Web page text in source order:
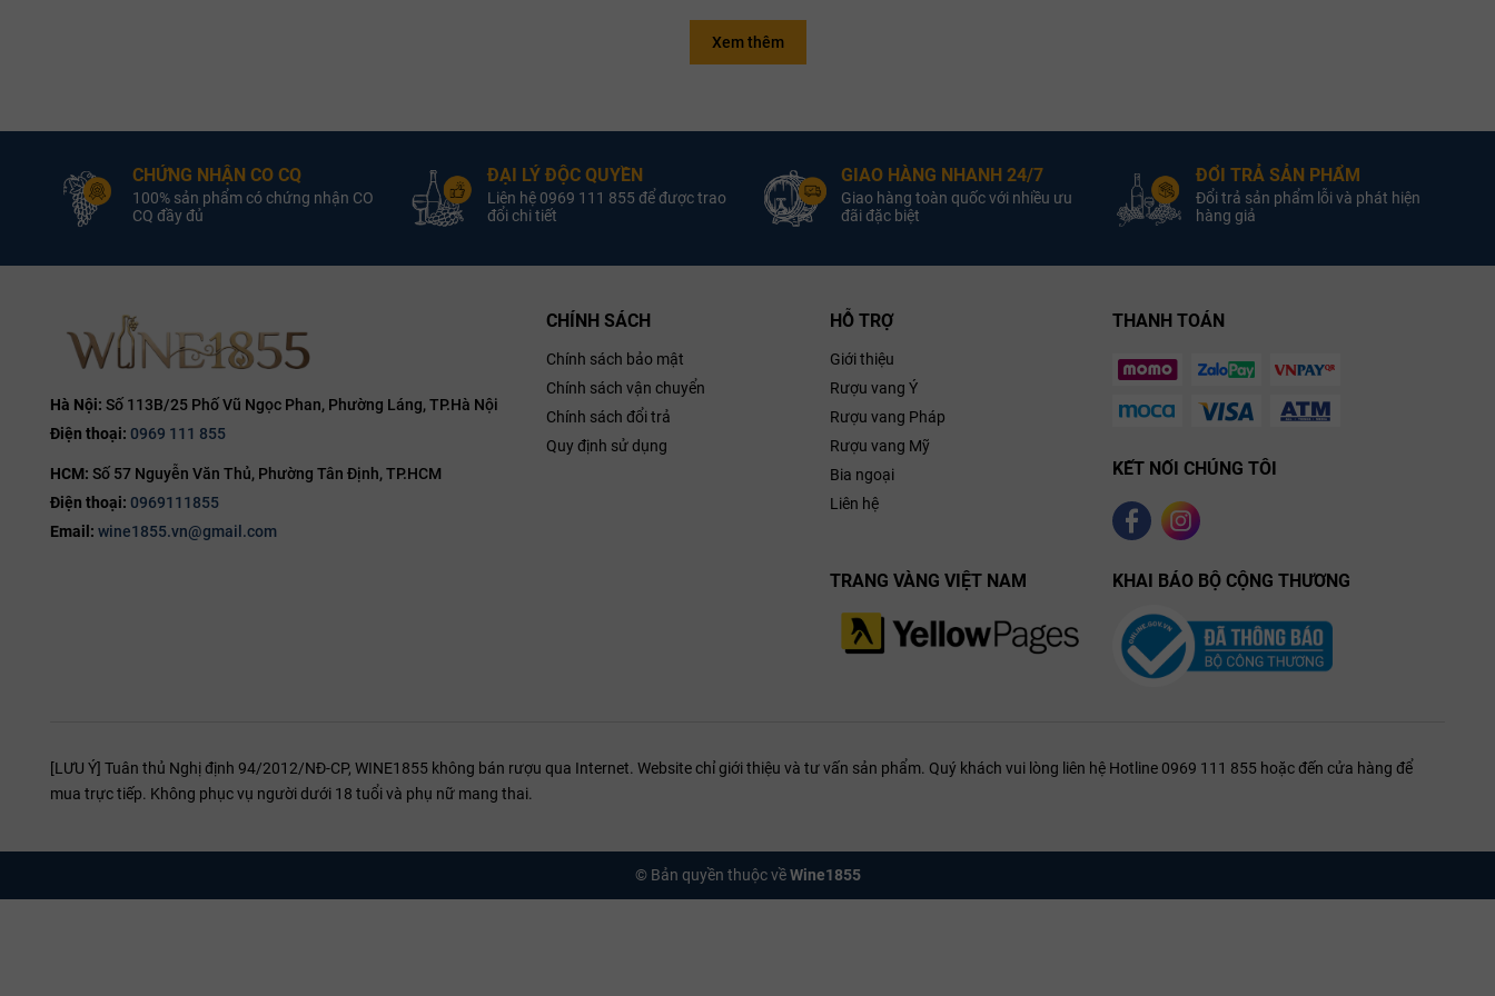
Nhà Sản Xuất:
Kilchoman
Nồng Độ:
57.8% ABV
700ml
Nhà Sản Xuất:
Kilchoman
Nồng Độ:
50.0% ABV
Dung Tích:
700ml
Nhà Sản Xuất:
Nồng Độ:
50.0% ABV
Dung Tích:
Nhà Sản Xuất:
Kilchoman
Nồng Độ:
50.0% ABV
Dung Tích:
Nhà Sản Xuất:
Kilchoman
Nồng Độ:
46.0% ABV
Xem thêm
CHỨNG NHẬN CO CQ
100% sản phẩm có chứng nhận CO
CQ đầy đủ
ĐẠI LÝ ĐỘC QUYỀN
Liên hệ 0969 111 855 để được trao
đổi chi tiết
GIAO HÀNG NHANH 24/7
Giao hàng toàn quốc với nhiều ưu
đãi đặc biệt
ĐỔI TRẢ SẢN PHẨM
Đổi trả sản phẩm lỗi và phát hiện
hàng giả
Hà Nội: Số 113B/25 Phố Vũ Ngọc Phan, Phường Láng, TP.Hà Nội
Điện thoại: 0969 111 855
HCM: Số 57 Nguyễn Văn Thủ, Phường Tân Định, TP.HCM
Điện thoại: 0969111855
Email: wine1855.vn@gmail.com
CHÍNH SÁCH
Chính sách bảo mật
Chính sách vận chuyển
Chính sách đổi trả
Quy định sử dụng
HỖ TRỢ
Giới thiệu
Rượu vang Ý
Rượu vang Pháp
Rượu vang Mỹ
Bia ngoại
Liên hệ
THANH TOÁN
KẾT NỐI CHÚNG TÔI
TRANG VÀNG VIỆT NAM KHAI BÁO BỘ CỘNG THƯƠNG
[LƯU Ý] Tuân thủ Nghị định 94/2012/NĐ-CP, WINE1855 không bán rượu qua Internet. Website chỉ giới thiệu và tư vấn sản phẩm. Quý khách vui lòng liên hệ Hotline 0969 111 855 hoặc đến cửa hàng để
mua trực tiếp. Không phục vụ người dưới 18 tuổi và phụ nữ mang thai.
© Bản quyền thuộc vềWine1855